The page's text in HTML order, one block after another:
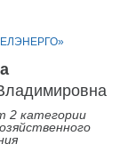
2 категории